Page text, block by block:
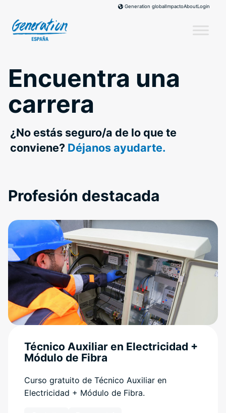
content
Generation globalImpactoAboutLogin
Encuentra una
carrera
¿No estás seguro/a de lo que te
conviene? Déjanos ayudarte.
Profesión destacada
Técnico Auxiliar en Electricidad +
Módulo de Fibra
Curso gratuito de Técnico Auxiliar en
Electricidad + Módulo de Fibra.